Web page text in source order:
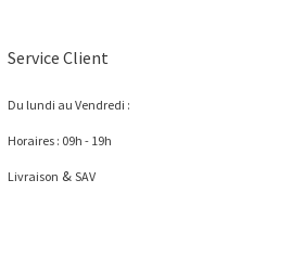
Service Client
Du lundi au Vendredi :
Horaires : 09h - 19h
Livraison &SAV